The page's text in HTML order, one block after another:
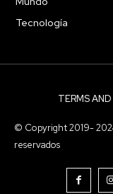
Tecnología
TERMS
© Copyright 2019-
reservados